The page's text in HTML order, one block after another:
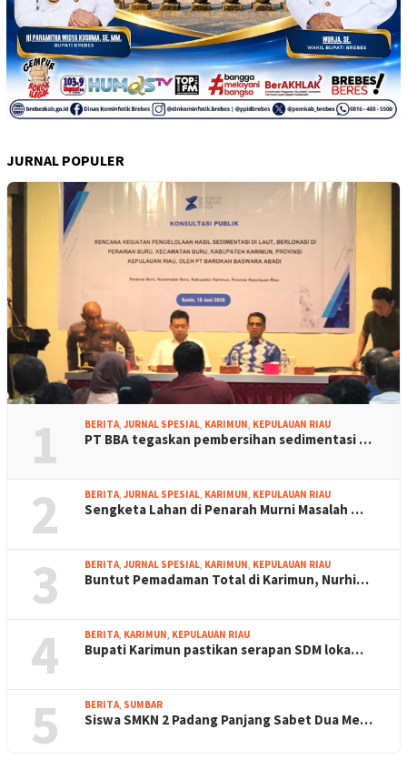
JURNAL POPULER
1 BERITA, JURNAL SPESIAL, KARIMUN, KEPULAUAN RIAU
PT BBA tegaskan pembersihan sedimentasi …
2 BERITA, JURNAL SPESIAL, KARIMUN, KEPULAUAN RIAU
Sengketa Lahan di Penarah Murni Masalah …
3 BERITA, JURNAL SPESIAL, KARIMUN, KEPULAUAN RIAU
Buntut Pemadaman Total di Karimun, Nurhi…
4 BERITA, KARIMUN, KEPULAUAN RIAU
Bupati Karimun pastikan serapan SDM loka…
5 BERITA, SUMBAR
Siswa SMKN 2 Padang Panjang Sabet Dua Me…